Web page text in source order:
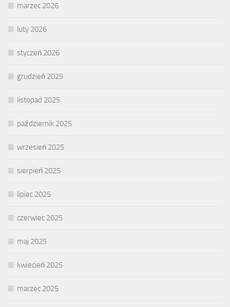
marzec 2026
luty 2026
styczeń 2026
grudzień 2025
listopad 2025
październik 2025
wrzesień 2025
sierpień 2025
lipiec 2025
czerwiec 2025
maj 2025
kwiecień 2025
marzec 2025